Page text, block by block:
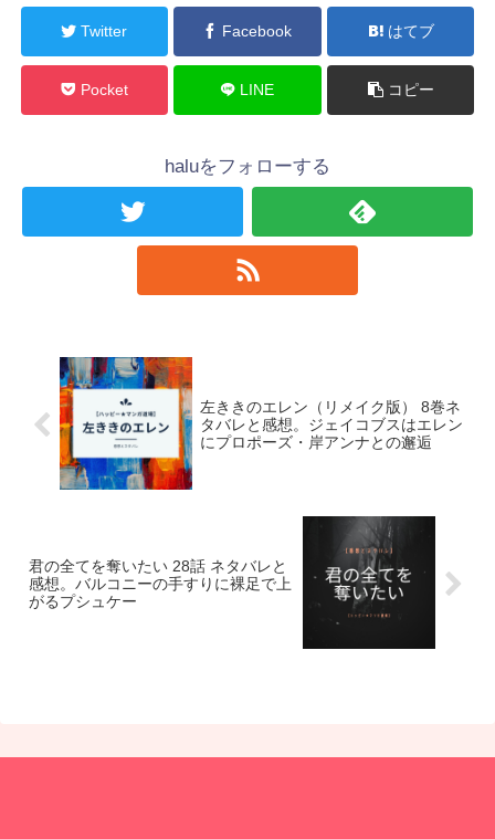
Twitter Facebook はてブ
Pocket LINE コピー
haluをフォローする
左ききのエレン（リメイク版） 8巻ネ
タバレと感想。ジェイコブスはエレン
にプロポーズ・岸アンナとの邂逅
君の全てを奪いたい 28話 ネタバレと
感想。バルコニーの手すりに裸足で上
がるプシュケー